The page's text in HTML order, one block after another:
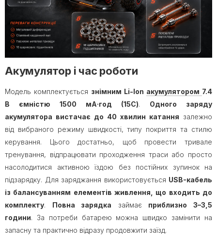
Акумулятор і час роботи
Модель комплектується знімним Li-Ion акумулятором 7.4
В ємністю 1500 мА·год (15C). Одного заряду
акумулятора вистачає до 40 хвилин катання залежно
від вибраного режиму швидкості, типу покриття та стилю
керування. Цього достатньо, щоб провести тривале
тренування, відпрацювати проходження траси або просто
насолодитися активною їздою без постійних зупинок на
підзарядку. Для заряджання використовується USB-кабель
із балансуванням елементів живлення, що входить до
комплекту. Повна зарядка займає приблизно 3–3,5
години. За потреби батарею можна швидко замінити на
запасну та практично відразу продовжити заїзд.